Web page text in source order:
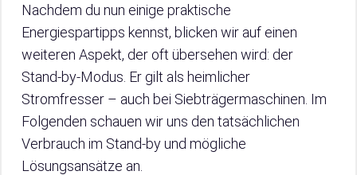
Nachdem du nun einige praktische
Energiespartipps kennst, blicken wir auf einen
weiteren Aspekt, der oft übersehen wird: der
Stand-by-Modus. Er gilt als heimlicher
Stromfresser – auch bei Siebträgermaschinen. Im
Folgenden schauen wir uns den tatsächlichen
Verbrauch im Stand-by und mögliche
Lösungsansätze an.